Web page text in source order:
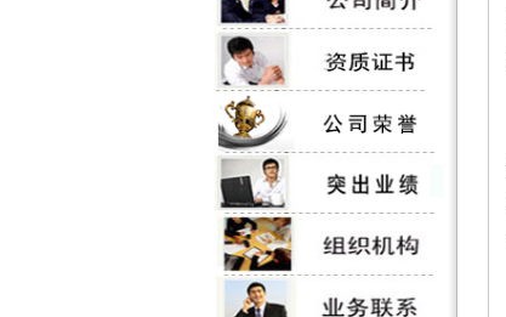
2025年6月11日
关于千福田公司网站
启用新代码后清缓存的
操作说明--下载
招聘应届本科生、研究
粤西经济快速发展，公司业务
急剧扩张，特招聘应届本科生、